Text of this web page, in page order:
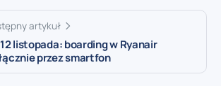
artykuł
listopada: boarding w Ryanair
przez smartfon